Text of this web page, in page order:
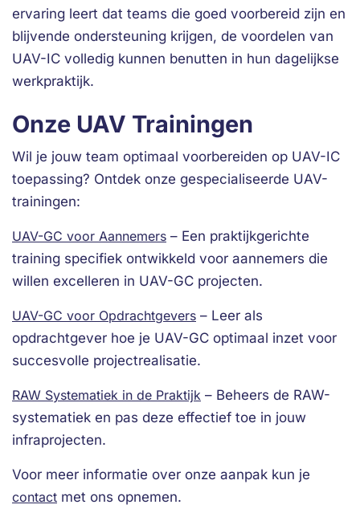
ervaring leert dat teams die goed voorbereid zijn en
blijvende ondersteuning krijgen, de voordelen van
UAV-IC volledig kunnen benutten in hun dagelijkse
werkpraktijk.
Onze UAV Trainingen
Wil je jouw team optimaal voorbereiden op UAV-IC
toepassing? Ontdek onze gespecialiseerde UAV-
trainingen:
UAV-GC voor Aannemers – Een praktijkgerichte
training specifiek ontwikkeld voor aannemers die
willen excelleren in UAV-GC projecten.
UAV-GC voor Opdrachtgevers – Leer als
opdrachtgever hoe je UAV-GC optimaal inzet voor
succesvolle projectrealisatie.
RAW Systematiek in de Praktijk – Beheers de RAW-
systematiek en pas deze effectief toe in jouw
infraprojecten.
Voor meer informatie over onze aanpak kun je
contact met ons opnemen.